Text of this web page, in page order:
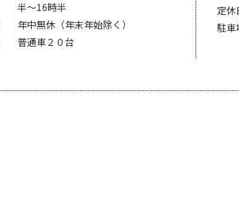
半～16時半
年中無休（年末年始除く）
普通車２０台
定休
駐車